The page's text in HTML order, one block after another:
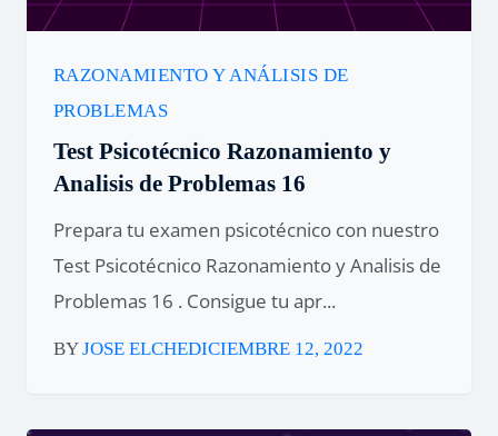
RAZONAMIENTO Y ANÁLISIS DE
PROBLEMAS
Test Psicotécnico Razonamiento y
Analisis de Problemas 16
Prepara tu examen psicotécnico con nuestro
Test Psicotécnico Razonamiento y Analisis de
Problemas 16 . Consigue tu apr...
BYJOSE ELCHEDICIEMBRE 12, 2022